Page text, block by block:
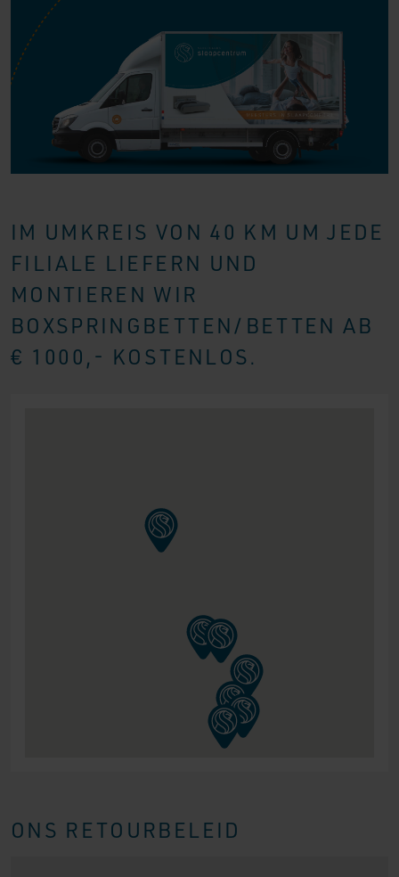
IM UMKREIS VON 40 KM UM JEDE
FILIALE LIEFERN UND
MONTIEREN WIR
BOXSPRINGBETTEN/BETTEN AB
€ 1000,- KOSTENLOS.
ONS RETOURBELEID